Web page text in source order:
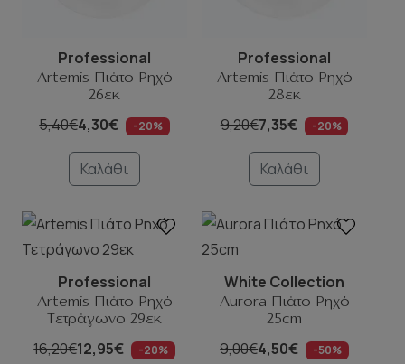
Professional
Artemis Πιάτο Ρηχό
26εκ
5,40€4,30€ -20%
Καλάθι
Professional
Artemis Πιάτο Ρηχό
28εκ
9,20€7,35€ -20%
Καλάθι
Professional
Artemis Πιάτο Ρηχό
Τετράγωνο 29εκ
16,20€12,95€ -20%
White Collection
Aurora Πιάτο Ρηχό
25cm
9,00€4,50€ -50%